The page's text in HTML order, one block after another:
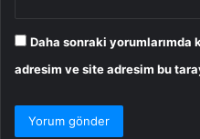
Daha sonraki yorumlarımda
adresim ve site adresim bu